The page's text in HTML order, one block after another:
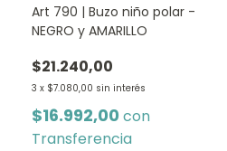
Art 790 | Buzo niño polar -
NEGRO y AMARILLO
$21.240,00
3 x $7.080,00 sin interés
$16.992,00 con
Transferencia